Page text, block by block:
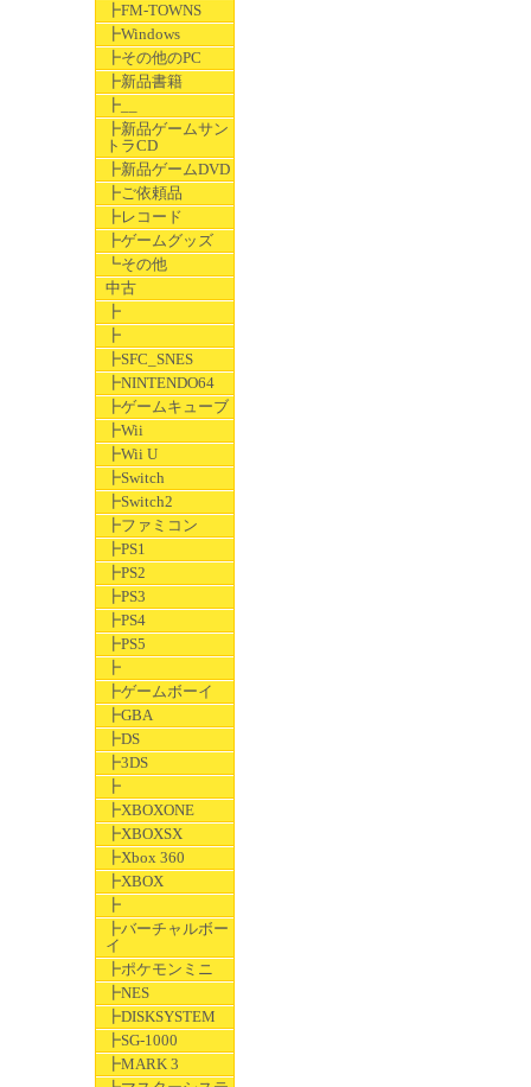
┣FM-TOWNS
┣Windows
┣その他のPC
┣新品書籍
┣__
┣新品ゲームサン
トラCD
┣新品ゲームDVD
┣ご依頼品
┣レコード
┣ゲームグッズ
┗その他
中古
┣
┣
┣SFC_SNES
┣NINTENDO64
┣ゲームキューブ
┣Wii
┣Wii U
┣Switch
┣Switch2
┣ファミコン
┣PS1
┣PS2
┣PS3
┣PS4
┣PS5
┣
┣ゲームボーイ
┣GBA
┣DS
┣3DS
┣
┣XBOXONE
┣XBOXSX
┣Xbox 360
┣XBOX
┣
┣バーチャルボー
イ
┣ポケモンミニ
┣NES
┣DISKSYSTEM
┣SG-1000
┣MARK 3